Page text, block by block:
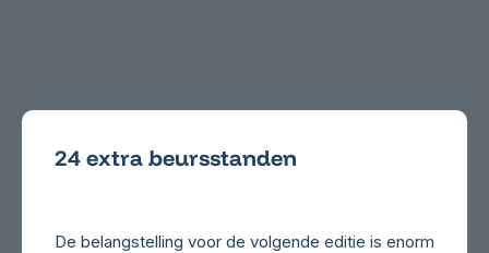
24 extra beursstanden
De belangstelling voor de volgende editie is enorm